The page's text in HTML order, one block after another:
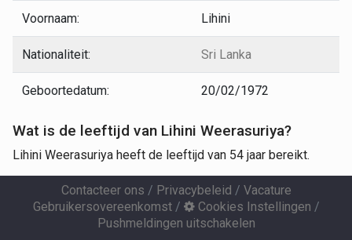
Voornaam: Lihini
Nationaliteit: Sri Lanka
Geboortedatum: 20/02/1972
Wat is de leeftijd van Lihini Weerasuriya?
Lihini Weerasuriya heeft de leeftijd van 54 jaar bereikt.
Contacteer ons / Privacybeleid / Vacature
Gebruikersovereenkomst/ Cookies Instellingen /
Pushmeldingen uitschakelen